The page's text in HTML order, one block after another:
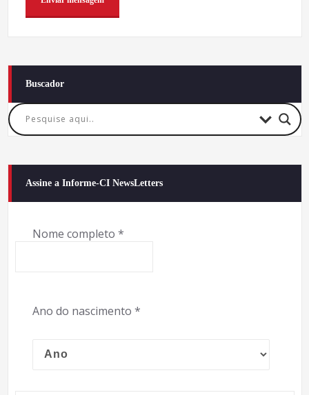
Buscador
Assine a Informe-CI NewsLetters
Nome completo *
Ano do nascimento *